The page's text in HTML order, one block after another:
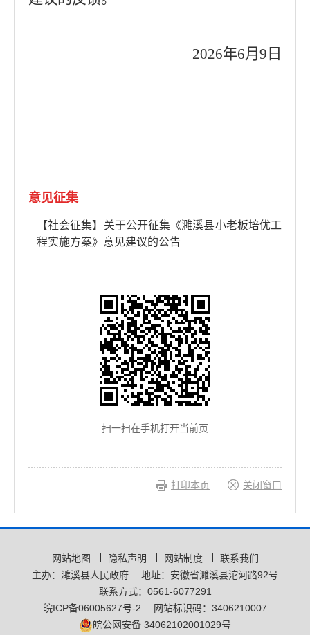
2026年6月 9 日
意见征集
【社会征集】关于公开征集《濉溪县小老板培优工
程实施方案》意见建议的公告
扫一扫在手机打开当前页
打印本页 关闭窗口
网站地图 隐私声明 网站制度
联系我们
主办：濉溪县人民政府
地址：安徽省濉溪县沱河路92号
联系方式：0561-6077291
皖ICP备06005627号-2
网站标识码：3406210007
皖公网安备 34062102001029号